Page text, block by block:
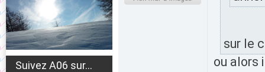
Suivez A06 sur...
sur le
ou alors